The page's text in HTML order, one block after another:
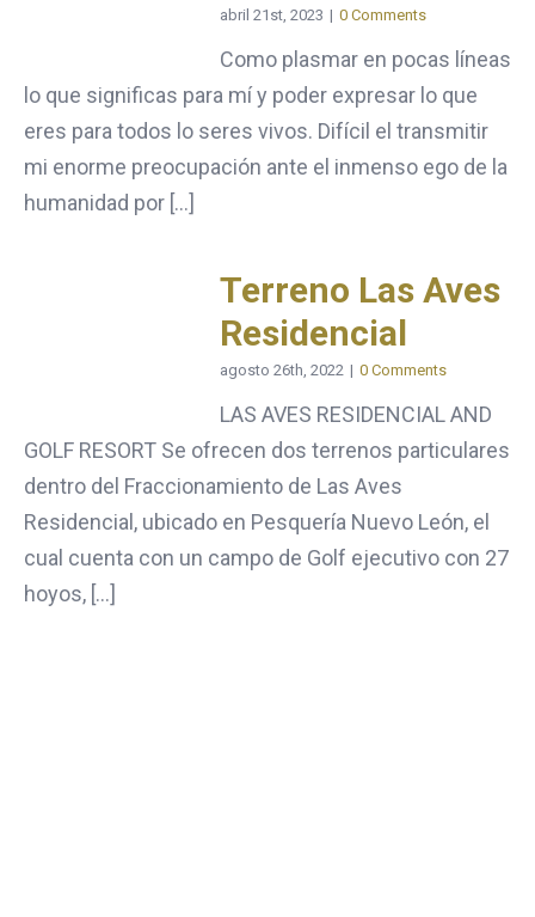
abril 21st, 2023 | 0 Comments
Como plasmar en pocas líneas
lo que significas para mí y poder expresar lo que
eres para todos lo seres vivos. Difícil el transmitir
mi enorme preocupación ante el inmenso ego de la
humanidad por [...]
Terreno Las Aves
Residencial
agosto 26th, 2022 | 0 Comments
LAS AVES RESIDENCIAL AND
GOLF RESORT Se ofrecen dos terrenos particulares
dentro del Fraccionamiento de Las Aves
Residencial, ubicado en Pesquería Nuevo León, el
cual cuenta con un campo de Golf ejecutivo con 27
hoyos, [...]